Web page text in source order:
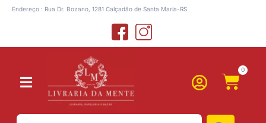
Endereço : Rua Dr. Bozano, 1281 Calçadão de Santa Maria-RS
0